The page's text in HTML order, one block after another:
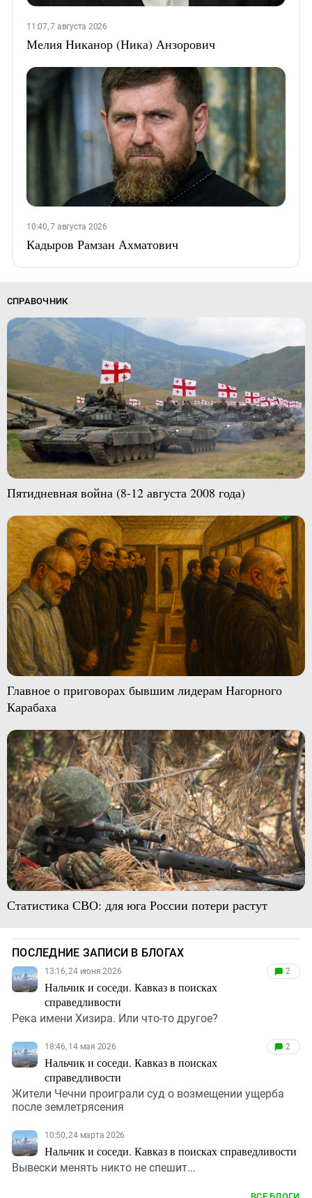
11:07, 7 августа 2026
Мелия Никанор (Ника) Анзорович
10:40, 7 августа 2026
Кадыров Рамзан Ахматович
СПРАВОЧНИК
Пятидневная война (8-12 августа 2008 года)
Главное о приговорах бывшим лидерам Нагорного
Карабаха
Статистика СВО: для юга России потери растут
ПОСЛЕДНИЕ ЗАПИСИ В БЛОГАХ
13:16, 24 июня 2026
Нальчик и соседи. Кавказ в поисках
справедливости
2
Река имени Хизира. Или что-то другое?
18:46, 14 мая 2026
Нальчик и соседи. Кавказ в поисках
справедливости
2
Жители Чечни проиграли суд о возмещении ущерба
после землетрясения
10:50, 24 марта 2026
Нальчик и соседи. Кавказ в поисках справедливости
Вывески менять никто не спешит...